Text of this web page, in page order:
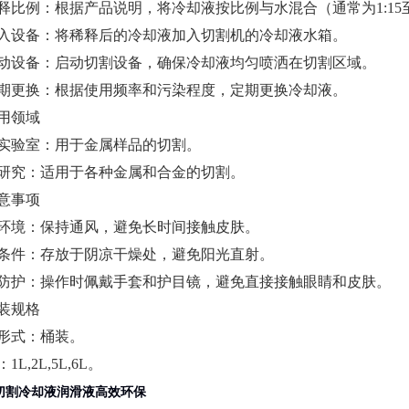
比例：根据产品说明，将冷却液按比例与水混合（通常为1:15
设备：将稀释后的冷却液加入切割机的冷却液水箱。
设备：启动切割设备，确保冷却液均匀喷洒在切割区域。
更换：根据使用频率和污染程度，定期更换冷却液。
领域
验室：用于金属样品的切割。
究：适用于各种金属和合金的切割。
事项
境：保持通风，避免长时间接触皮肤。
件：存放于阴凉干燥处，避免阳光直射。
护：操作时佩戴手套和护目镜，避免直接接触眼睛和皮肤。
规格
式：桶装。
1L,2L,5L,6L。
割冷却液润滑液高效环保